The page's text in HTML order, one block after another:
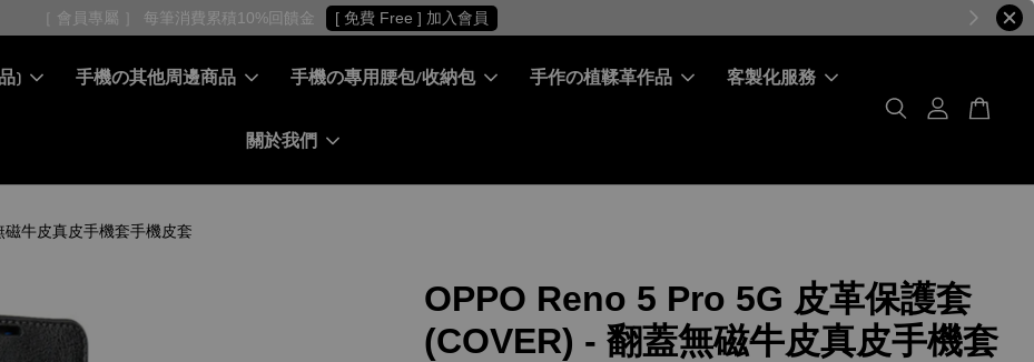
［ 會員專屬 ］ 每筆消費累積10%回饋金 [ 免費 Free ] 加入會員
) 手機の其他周邊商品 手機の專用腰包/收納包 手作の植鞣革作品 客製化服務
關於我們
牛皮真皮手機套手機皮套
OPPO Reno 5 Pro 5G 皮革保護套
(COVER) - 翻蓋無磁牛皮真皮手機套